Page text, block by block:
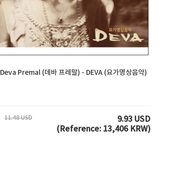
Deva Premal (데바 프레말) - DEVA (요가명상음악)
11.48 USD
9.93 USD
(Reference: 13,406 KRW)